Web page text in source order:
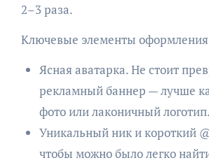
2–3 раза.
Ключевые элементы
Ясная аватарка. Не стоит
рекламный баннер — лучше
фото или лаконичный логотип.
Уникальный ник и короткий
чтобы можно было легко